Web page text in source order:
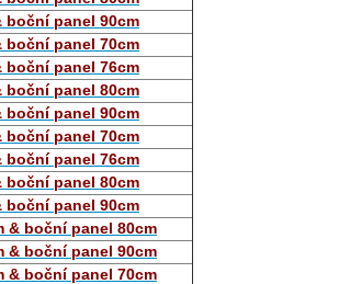
boční panel 90cm
boční panel 70cm
boční panel 76cm
boční panel 80cm
boční panel 90cm
boční panel 70cm
boční panel 76cm
boční panel 80cm
boční panel 90cm
& boční panel 80cm
& boční panel 90cm
& boční panel 70cm